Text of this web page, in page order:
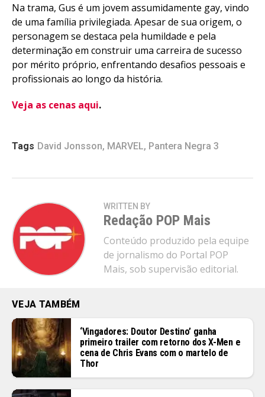
Na trama, Gus é um jovem assumidamente gay, vindo
de uma família privilegiada. Apesar de sua origem, o
personagem se destaca pela humildade e pela
determinação em construir uma carreira de sucesso
por mérito próprio, enfrentando desafios pessoais e
profissionais ao longo da história.
Veja as cenas aqui.
Tags David Jonsson, MARVEL, Pantera Negra 3
WRITTEN BY
Redação POP Mais
Conteúdo produzido pela equipe
de jornalismo do Portal POP
Mais, sob supervisão editorial.
VEJA TAMBÉM
‘Vingadores: Doutor Destino’ ganha
primeiro trailer com retorno dos X-Men e
cena de Chris Evans com o martelo de
Thor